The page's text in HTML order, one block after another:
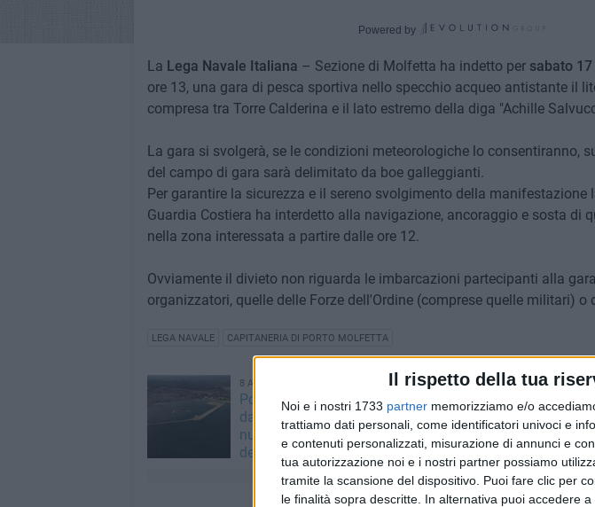
Il rispetto della tua
Noi e i nostri 1733 partner memorizziamo e/o
trattiamo dati personali, come identificatori univoci e
e contenuti personalizzati, misurazione di annunci e
tua autorizzazione noi e i nostri partner possiamo
tramite la scansione del dispositivo. Puoi fare clic per
le finalità sopra descritte. In alternativa puoi accedere
Powered by
La Lega Navale Italiana – Sezione di Molfetta ha indetto per sabato
ore 13, una gara di pesca sportiva nello specchio acqueo antistante il
compresa tra Torre Calderina e il lato estremo della diga "Achille
La gara si svolgerà, se le condizioni meteorologiche lo consentiranno,
del campo di gara sarà delimitato da boe galleggianti.
Per garantire la sicurezza e il sereno svolgimento della manifestazione
Guardia Costiera ha interdetto alla navigazione, ancoraggio e sosta di
nella zona interessata a partire dalle ore 12.
Ovviamente il divieto non riguarda le imbarcazioni partecipanti alla
organizzatori, quelle delle Forze dell'Ordine (comprese quelle militari) o
LEGA NAVALE CAPITANERIA DI PORTO MOLFETTA
8 AGOSTO 2026
Porto commerciale, cosa emerge
dal DUP: opere ancora in corso e
nuove prospettive per il futuro
dello scalo
8
Le
la
città»